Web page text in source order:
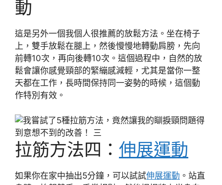
動
這是另外一個我個人很推薦的放鬆方法。坐在椅子
上，雙手放鬆在腿上，然後慢慢地轉動肩膀，先向
前轉10次，再向後轉10次。這個過程中，自然的放
鬆會讓你感覺頸部的緊繃感減輕，尤其是當你一整
天都在工作，長時間保持同一姿勢的時候，這個動
作特別有效。
拉筋方法四： 伸展運動
如果你在家中抽出5分鐘，可以試試伸展運動 。站直